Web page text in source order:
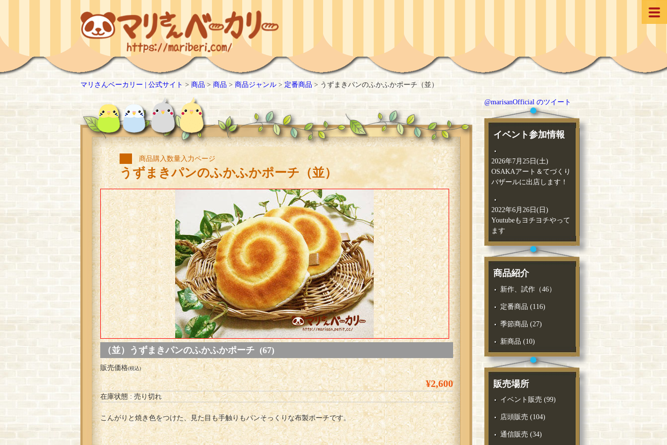
マリさんベーカリー | 公式サイト > 商品 > 商品 > 商品ジャンル > 定番商品 > うずまきパンのふかふかポーチ（並）
商品購入数量入力ページ
うずまきパンのふかふかポーチ（並）
（並）うずまきパンのふかふかポーチ (67)
販売価格(税込)
¥2,600
在庫状態 : 売り切れ
こんがりと焼き色をつけた、見た目も手触りもパンそっくりな布製ポーチです。
@marisanOfficial のツイート
イベント参加情報
2026年7月25日(土)
OSAKAアート＆てづくり
バザールに出店します！
2022年6月26日(日)
Youtubeもヨチヨチやって
ます
商品紹介
新作、試作（46）
定番商品 (116)
季節商品 (27)
新商品 (10)
販売場所
イベント販売 (99)
店頭販売 (104)
通信販売 (34)